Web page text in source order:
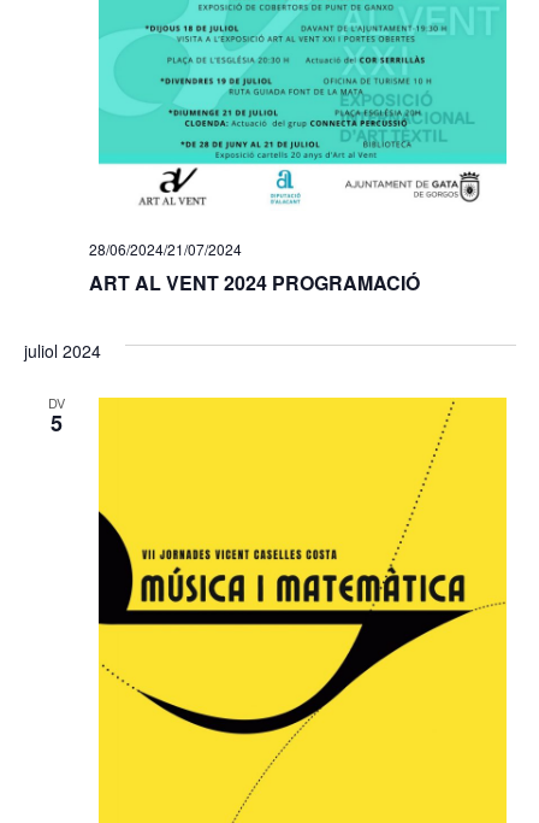
ART AL VENT 2024 PROGRAMACIÓ
28/06/2024/21/07/2024
juliol 2024
DV
5